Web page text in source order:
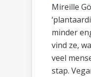
Mireille
minder
vind ze,
veel
stap.